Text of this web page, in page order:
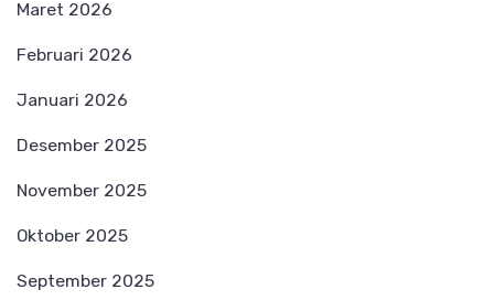
Maret 2026
Februari 2026
Januari 2026
Desember 2025
November 2025
Oktober 2025
September 2025